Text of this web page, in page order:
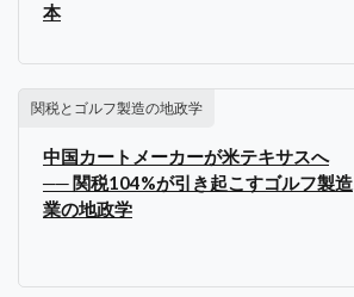
本
関税とゴルフ製造の地政学
中国カートメーカーが米テキサスへ
── 関税104%が引き起こすゴルフ製造
業の地政学